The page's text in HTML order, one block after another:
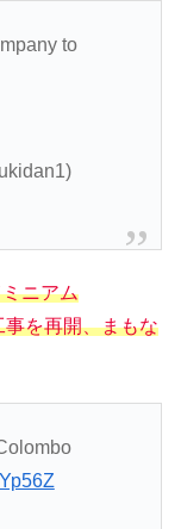
to
ニアム
を再開、まもな